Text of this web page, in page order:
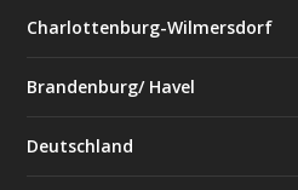
Charlottenburg-Wilmersdorf
Brandenburg/ Havel
Deutschland